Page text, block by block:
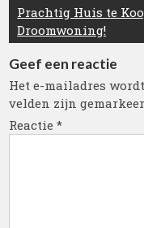
Prachtig Huis te
Droomwoning!
Geef een reactie
Het e-mailadres
velden zijn
Reactie*